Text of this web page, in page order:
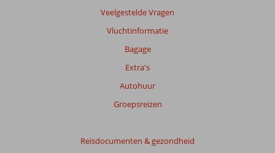
Veelgestelde Vragen
Vluchtinformatie
Bagage
Extra's
Autohuur
Groepsreizen
Reisdocumenten & gezondheid